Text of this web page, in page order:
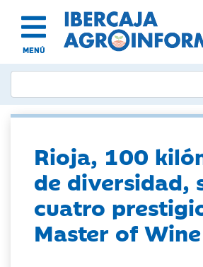
MENÚ
Rioja, 100
de diversidad,
cuatro
Master of Wine